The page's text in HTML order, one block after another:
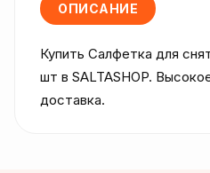
ОПИСАНИЕ
Купить Салфетка для
шт в SALTASHOP.
доставка.